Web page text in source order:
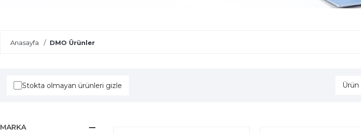
Anasayfa DMO Ürünler
Stokta olmayan ürünleri gizle
MARKA